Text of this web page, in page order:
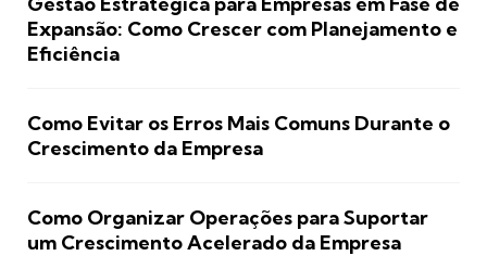
Expansão: Como Crescer com Planejamento e
Eficiência
Como Evitar os Erros Mais Comuns Durante o
Crescimento da Empresa
Como Organizar Operações para Suportar
um Crescimento Acelerado da Empresa